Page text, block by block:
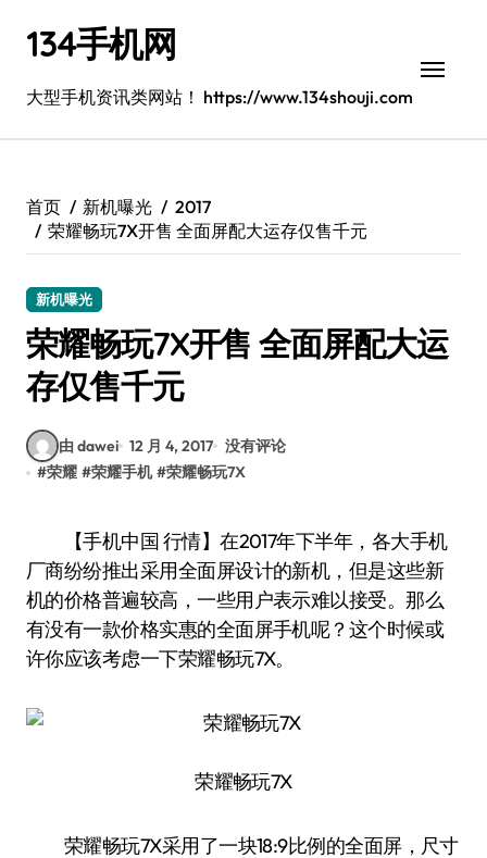
134手机网
大型手机资讯类网站！ https://www.134shouji.com
首页 新机曝光
2017
荣耀畅玩7X开售 全面屏配大运存仅售千元
新机曝光
荣耀畅玩7X开售 全面屏配大运
存仅售千元
由 dawei 12 月 4, 2017 没有评论
#荣耀 #荣耀手机 #荣耀畅玩7X
【手机中国 行情】在2017年下半年，各大手机
厂商纷纷推出采用全面屏设计的新机，但是这些新
机的价格普遍较高，一些用户表示难以接受。那么
有没有一款价格实惠的全面屏手机呢？这个时候或
许你应该考虑一下荣耀畅玩7X。
荣耀畅玩7X
荣耀畅玩7X采用了一块18:9比例的全面屏，尺寸